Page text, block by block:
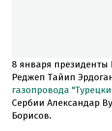
8 января
Реджеп Тайип
газопровода
Сербии Александар
Борисов.